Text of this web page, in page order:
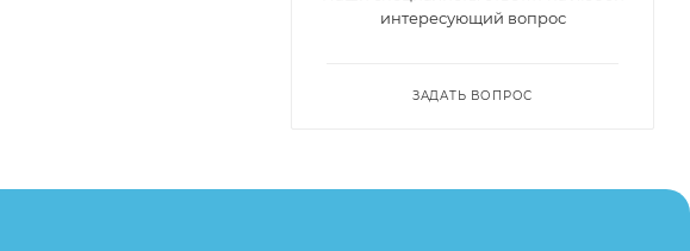
интересующий вопрос
ЗАДАТЬ ВОПРОС